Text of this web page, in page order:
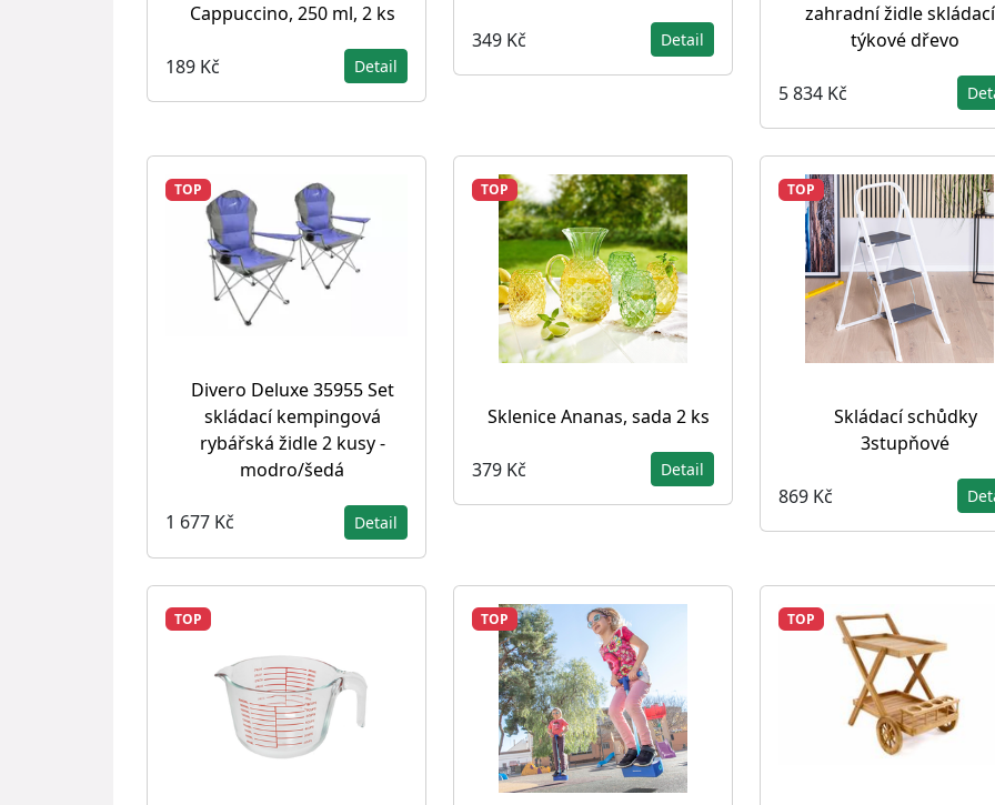
Cappuccino, 250 ml, 2 ks
189 Kč Detail
349 Kč Detail
zahradní židle
týkové dřevo
5 834 Kč
TOP
Divero Deluxe 35955 Set
skládací kempingová
rybářská židle 2 kusy -
modro/šedá
1 677 Kč Detail
TOP
Sklenice Ananas, sada 2 ks
379 Kč Detail
TOP
Skládací schůdky
3stupňové
869 Kč
TOP TOP TOP